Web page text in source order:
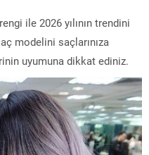
ile 2026 yılının trendini
modelini saçlarınıza
uyumuna dikkat ediniz.